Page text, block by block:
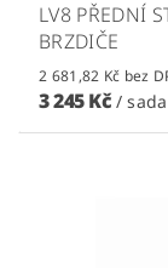
LV8 PŘEDNÍ
BRZDIČE
2 681,82 Kč
3 245 Kč / sada